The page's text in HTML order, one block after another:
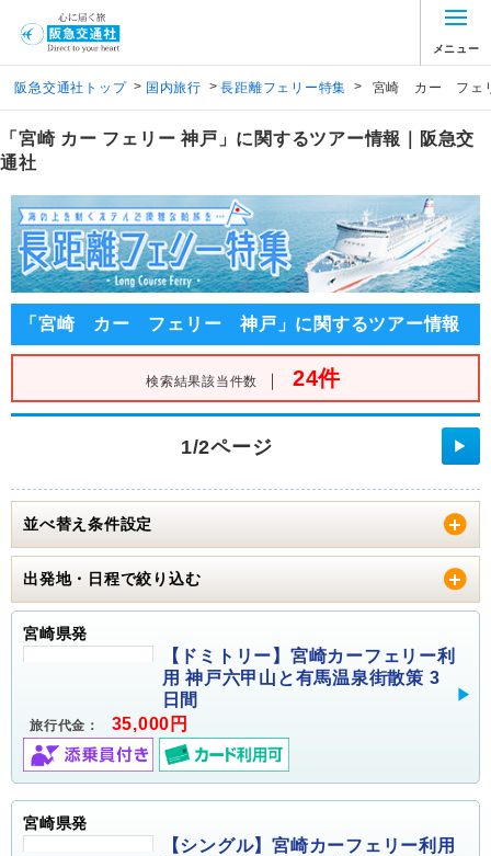
メニュー
阪急交通社トップ > 国内旅行 > 長距離フェリー特集 > 宮崎 カー フェ
「宮崎 カー フェリー 神戸」に関するツアー情報｜阪急交
通社
「宮崎 カー フェリー 神戸」に関するツアー情報
検索結果該当件数 ｜ 24件
1/2ページ ▶
並べ替え条件設定
出発地・日程で絞り込む
宮崎県発
【ドミトリー】宮崎カーフェリー利
用 神戸六甲山と有馬温泉街散策 3
日間
旅行代金： 35,000円
宮崎県発
【シングル】宮崎カーフェリー利用